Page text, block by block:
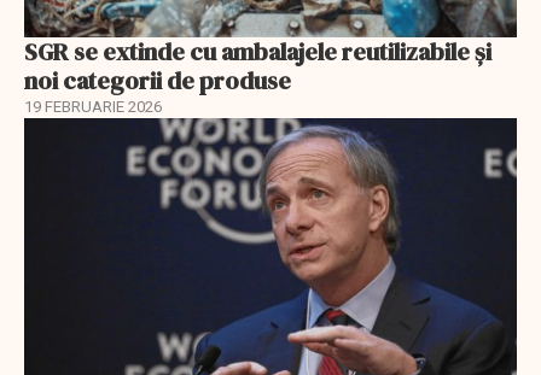
SGR se extinde cu ambalajele reutilizabile și
noi categorii de produse
19 FEBRUARIE 2026